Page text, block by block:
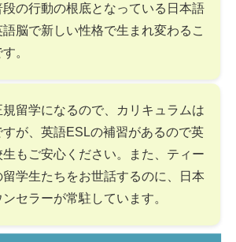
の行動の根底となっている日本語
脳で新しい性格で生まれ変わるこ
。
留学になるので、カリキュラムは
が、英語ESLの補習があるので英
もご安心ください。また、ティー
学生たちをお世話するのに、日本
セラーが常駐しています。